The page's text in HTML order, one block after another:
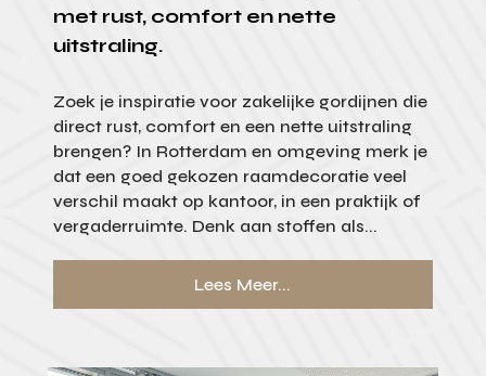
met rust, comfort en nette
uitstraling.
Zoek je inspiratie voor zakelijke gordijnen die
direct rust, comfort en een nette uitstraling
brengen? In Rotterdam en omgeving merk je
dat een goed gekozen raamdecoratie veel
verschil maakt op kantoor, in een praktijk of
vergaderruimte. Denk aan stoffen als...
Lees Meer...